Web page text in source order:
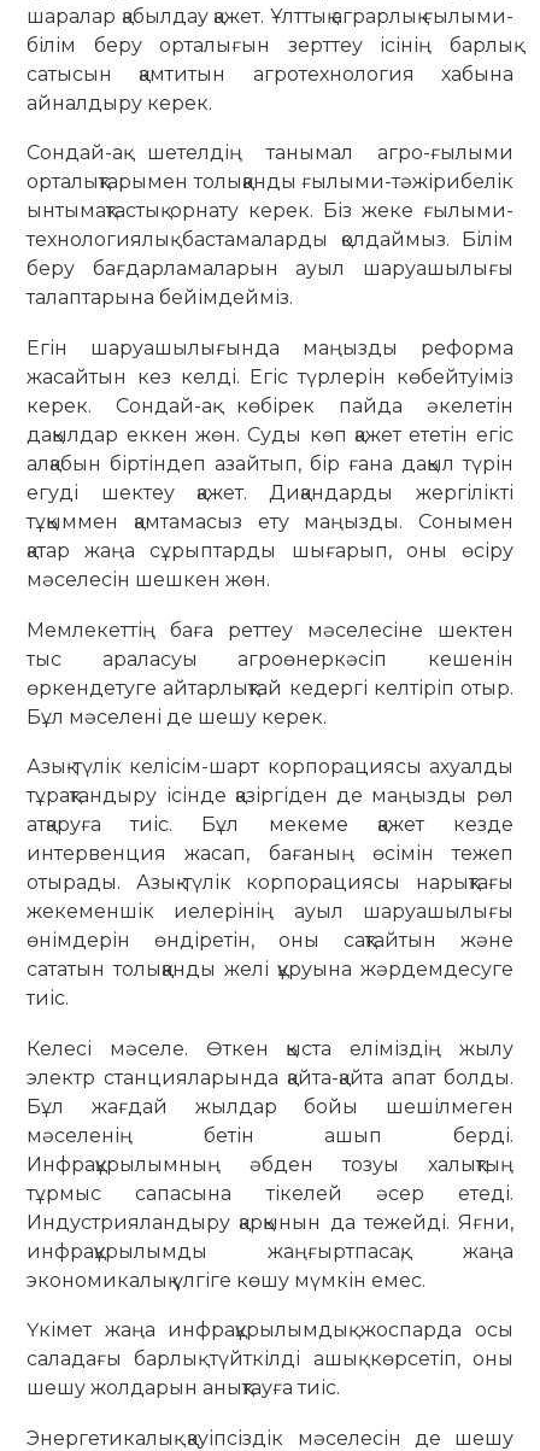
шаралар қабылдау қажет. Ұлттық аграрлық ғылыми-
білім беру орталығын зерттеу ісінің барлық
сатысын қамтитын агротехнология хабына
айналдыру керек.
Сондай-ақ шетелдің танымал агро-ғылыми
орталықтарымен толыққанды ғылыми-тәжірибелік
ынтымақтастық орнату керек. Біз жеке ғылыми-
технологиялық бастамаларды қолдаймыз. Білім
беру бағдарламаларын ауыл шаруашылығы
талаптарына бейімдейміз.
Егін шаруашылығында маңызды реформа
жасайтын кез келді. Егіс түрлерін көбейтуіміз
керек. Сондай-ақ көбірек пайда әкелетін
дақылдар еккен жөн. Суды көп қажет ететін егіс
алқабын біртіндеп азайтып, бір ғана дақыл түрін
егуді шектеу қажет. Диқандарды жергілікті
тұқыммен қамтамасыз ету маңызды. Сонымен
қатар жаңа сұрыптарды шығарып, оны өсіру
мәселесін шешкен жөн.
Мемлекеттің баға реттеу мәселесіне шектен
тыс араласуы агроөнеркәсіп кешенін
өркендетуге айтарлықтай кедергі келтіріп отыр.
Бұл мәселені де шешу керек.
Азық-түлік келісім-шарт корпорациясы ахуалды
тұрақтандыру ісінде қазіргіден де маңызды рөл
атқаруға тиіс. Бұл мекеме қажет кезде
интервенция жасап, бағаның өсімін тежеп
отырады. Азық-түлік корпорациясы нарықтағы
жекеменшік иелерінің ауыл шаруашылығы
өнімдерін өндіретін, оны сақтайтын және
сататын толыққанды желі құруына жәрдемдесуге
тиіс.
Келесі мәселе. Өткен қыста еліміздің жылу
электр станцияларында қайта-қайта апат болды.
Бұл жағдай жылдар бойы шешілмеген
мәселенің бетін ашып берді.
Инфрақұрылымның әбден тозуы халықтың
тұрмыс сапасына тікелей әсер етеді.
Индустрияландыру қарқынын да тежейді. Яғни,
инфрақұрылымды жаңғыртпасақ, жаңа
экономикалық үлгіге көшу мүмкін емес.
Үкімет жаңа инфрақұрылымдық жоспарда осы
саладағы барлық түйткілді ашық көрсетіп, оны
шешу жолдарын анықтауға тиіс.
Энергетикалық қауіпсіздік мәселесін де шешу